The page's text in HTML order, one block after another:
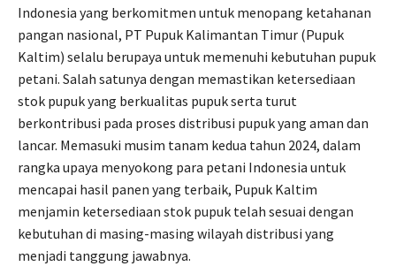
Indonesia yang berkomitmen untuk menopang ketahanan
pangan nasional, PT Pupuk Kalimantan Timur (Pupuk
Kaltim) selalu berupaya untuk memenuhi kebutuhan pupuk
petani. Salah satunya dengan memastikan ketersediaan
stok pupuk yang berkualitas pupuk serta turut
berkontribusi pada proses distribusi pupuk yang aman dan
lancar. Memasuki musim tanam kedua tahun 2024, dalam
rangka upaya menyokong para petani Indonesia untuk
mencapai hasil panen yang terbaik, Pupuk Kaltim
menjamin ketersediaan stok pupuk telah sesuai dengan
kebutuhan di masing-masing wilayah distribusi yang
menjadi tanggung jawabnya.